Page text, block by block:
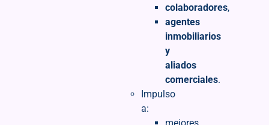
colaboradores,
agentes
inmobiliarios
y
aliados
comerciales.
Impulso
a: